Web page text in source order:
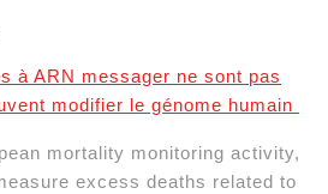
à ARN messager ne sont pas
modifier le génome humain
mortality monitoring activity,
excess deaths related to